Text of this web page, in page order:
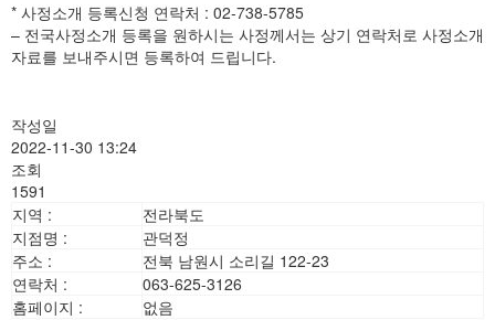
* 사정소개 등록신청 연락처 : 02-738-5785
– 전국사정소개 등록을 원하시는 사정께서는 상기 연락처로 사정소개
자료를 보내주시면 등록하여 드립니다.
작성일
2022-11-30 13:24
조회
1591
지역 :
전라북도
지점명 :
관덕정
주소 :
전북 남원시 소리길 122-23
연락처 :
063-625-3126
홈페이지 :
없음